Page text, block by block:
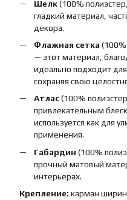
Шелк(100%
гладкий материал,
декора.
Флажная сетка (100%
— этот материал,
идеально подходит
сохраняя свою
Атлас(100%
привлекательным
используется как для
применения.
Габардин (100%
прочный матовый
интерьерах.
Крепление: карман